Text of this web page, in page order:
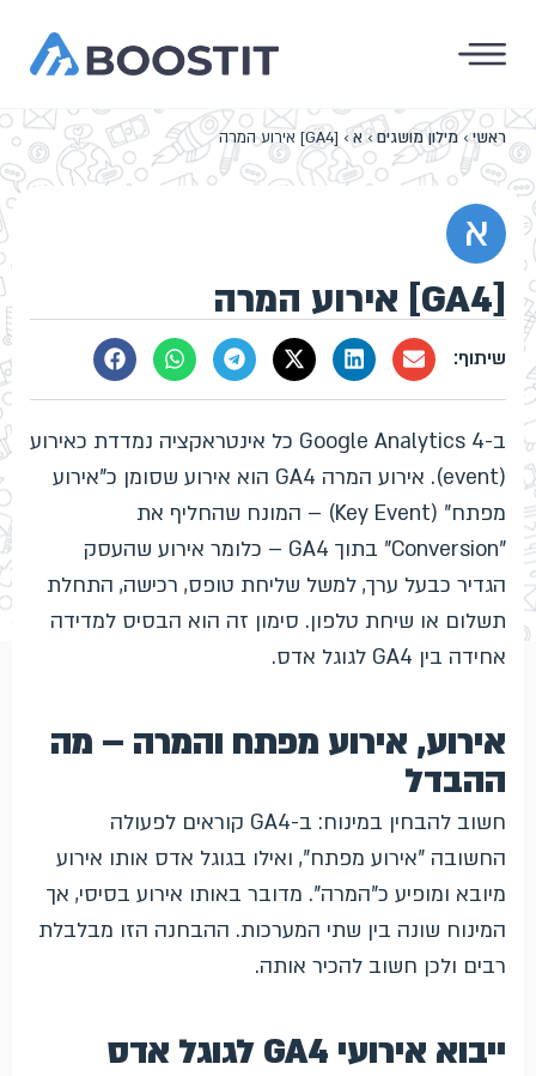
ראשי›מילון מושגים›א› [GA4] אירוע המרה
א
[GA4] אירוע המרה
ב-Google Analytics 4 כל אינטראקציה נמדדת כאירוע
(event). אירוע המרה GA4 הוא אירוע שסומן כ"אירוע
מפתח" (Key Event) – המונח שהחליף את
"Conversion" בתוך GA4 – כלומר אירוע שהעסק
הגדיר כבעל ערך, למשל שליחת טופס, רכישה, התחלת
תשלום או שיחת טלפון. סימון זה הוא הבסיס למדידה
אחידה בין GA4 לגוגל אדס.
אירוע, אירוע מפתח והמרה – מה
ההבדל
חשוב להבחין במינוח: ב-GA4 קוראים לפעולה
החשובה "אירוע מפתח", ואילו בגוגל אדס אותו אירוע
מיובא ומופיע כ"המרה". מדובר באותו אירוע בסיסי, אך
המינוח שונה בין שתי המערכות. ההבחנה הזו מבלבלת
רבים ולכן חשוב להכיר אותה.
ייבוא אירועי GA4 לגוגל אדס